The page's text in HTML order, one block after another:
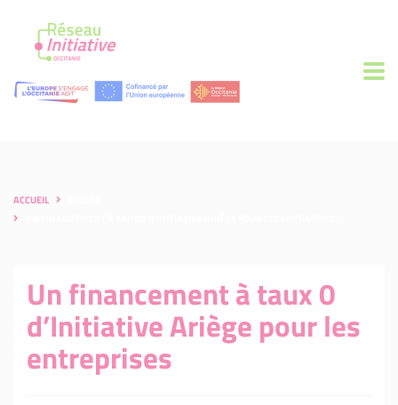
ACCUEIL
Un financement à taux 0
d’Initiative Ariège pour les
entreprises